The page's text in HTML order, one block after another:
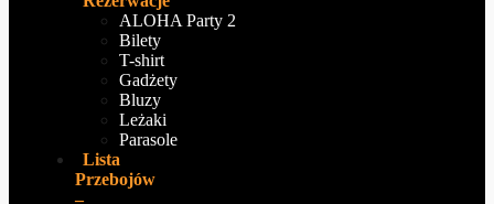
ALOHA Party 2
Bilety
T-shirt
Gadżety
Bluzy
Leżaki
Parasole
Lista
Przebojów
–